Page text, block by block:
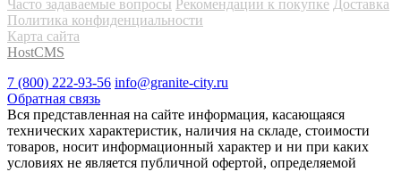
Часто задаваемые вопросы Рекомендации к покупке Доставка
Политика конфиденциальности
Карта сайта
HostCMS
7 (800) 222-93-56 info@granite-city.ru
Обратная связь
Вся представленная на сайте информация, касающаяся
технических характеристик, наличия на складе, стоимости
товаров, носит информационный характер и ни при каких
условиях не является публичной офертой, определяемой